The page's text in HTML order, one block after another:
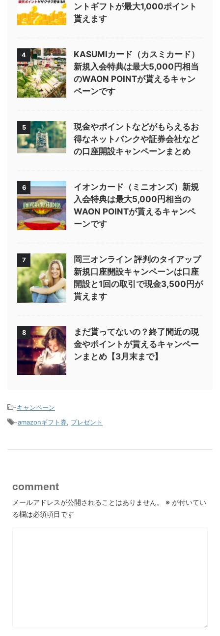
ントギフトが最大1,000ポイント
貰えます
4
KASUMIカード（カスミカード）
新規入会特典は最大5,000円相当
のWAON POINTが貰えるキャン
ペーンです
5
現金やポイントなどがもらえるお
得なネットバンクや証券会社など
の口座開設キャンペーンまとめ
6
イオンカード（ミニオンズ）新規
入会特典は最大5,000円相当の
WAON POINTが貰えるキャンペ
ーンです
7
岡三オンライン 評判のタイアップ
新規口座開設キャンペーンは口座
開設と1回の取引で現金3,500円が
貰えます
8
まだ貰ってないの？終了間近の現
金やポイントが貰えるキャンペー
ンまとめ【3月末まで】
-キャンペーン
-amazonギフト券 プレゼント
comment
メールアドレスが公開されることはありません。 ※ が付いてい
る欄は必須項目です